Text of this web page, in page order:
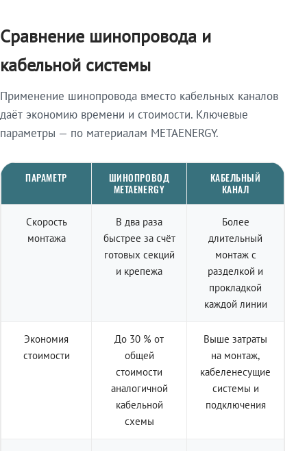
Сравнение шинопровода и
кабельной системы
Применение шинопровода вместо кабельных каналов
даёт экономию времени и стоимости. Ключевые
параметры — по материалам METAENERGY.
ПАРАМЕТР
ШИНОПРОВОД
METAENERGY
КАБЕЛЬНЫЙ
КАНАЛ
Скорость
монтажа
В два раза
быстрее за счёт
готовых секций
и крепежа
Более
длительный
монтаж с
разделкой и
прокладкой
каждой линии
Экономия
стоимости
До 30 % от
общей
стоимости
аналогичной
кабельной
схемы
Выше затраты
на монтаж,
кабеленесущие
системы и
подключения